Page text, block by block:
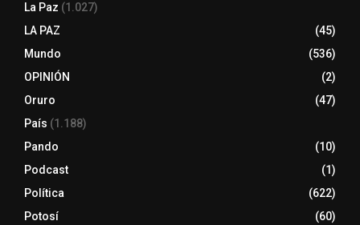
La Paz (1.027)
LA PAZ
(45)
Mundo
(536)
OPINIÓN
(2)
Oruro
(47)
País (1.188)
Pando
(10)
Podcast
(1)
Política
(622)
Potosí
(60)